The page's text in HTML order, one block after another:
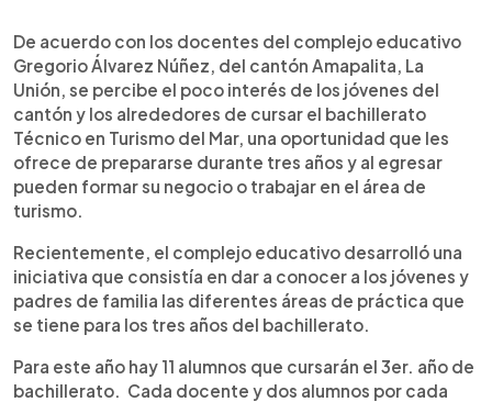
Escuchar artículo
De acuerdo con los docentes del complejo educativo
Gregorio Álvarez Núñez, del cantón Amapalita, La
Unión, se percibe el poco interés de los jóvenes del
cantón y los alrededores de cursar el bachillerato
Técnico en Turismo del Mar, una oportunidad que les
ofrece de prepararse durante tres años y al egresar
pueden formar su negocio o trabajar en el área de
turismo.
Recientemente, el complejo educativo desarrolló una
iniciativa que consistía en dar a conocer a los jóvenes y
padres de familia las diferentes áreas de práctica que
se tiene para los tres años del bachillerato.
Para este año hay 11 alumnos que cursarán el 3er. año de
bachillerato. Cada docente y dos alumnos por cada